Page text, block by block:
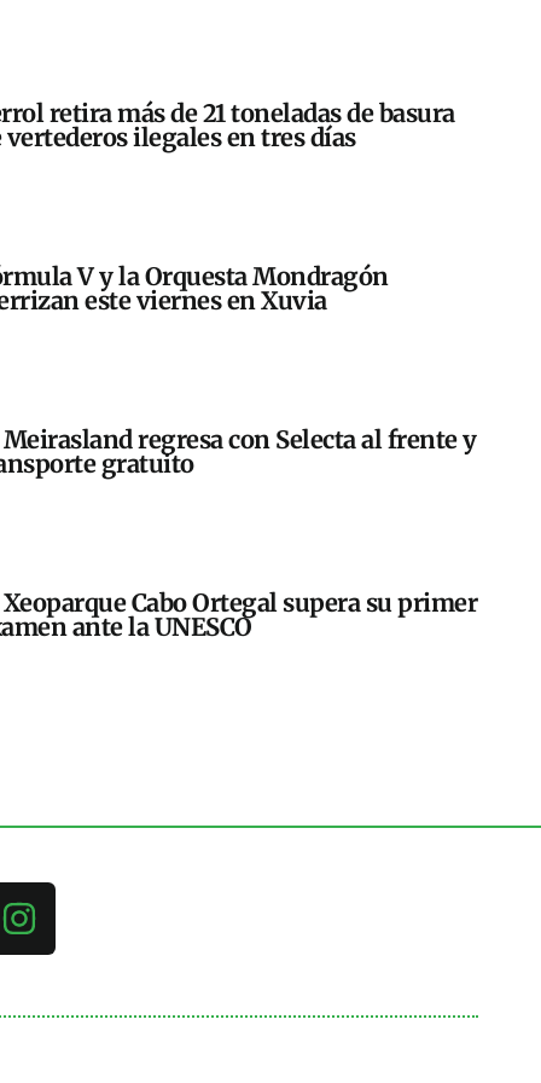
retira más de 21 toneladas de basura
vertederos ilegales en tres días
V y la Orquesta Mondragón
este viernes en Xuvia
regresa con Selecta al frente y
gratuito
Cabo Ortegal supera su primer
ante la UNESCO